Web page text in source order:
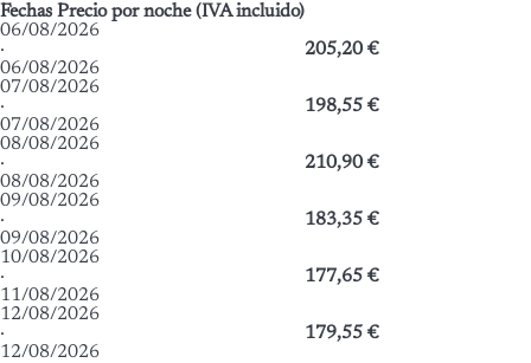
Fechas Precio por noche (IVA incluido)
06/08/2026
·
06/08/2026
205,20 €
07/08/2026
·
07/08/2026
198,55 €
08/08/2026
·
08/08/2026
210,90 €
09/08/2026
·
09/08/2026
183,35 €
10/08/2026
·
11/08/2026
177,65 €
12/08/2026
·
12/08/2026
179,55 €